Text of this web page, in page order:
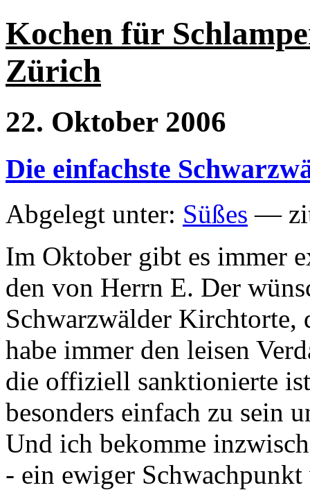
Kochen für
Zürich
22. Oktober 2006
Die einfachste
Abgelegt unter: Süßes —
Im Oktober gibt es immer
den von Herrn E. Der
Schwarzwälder Kirchtorte,
habe immer den leisen
die offiziell sanktionierte
besonders einfach zu sein
Und ich bekomme
- ein ewiger